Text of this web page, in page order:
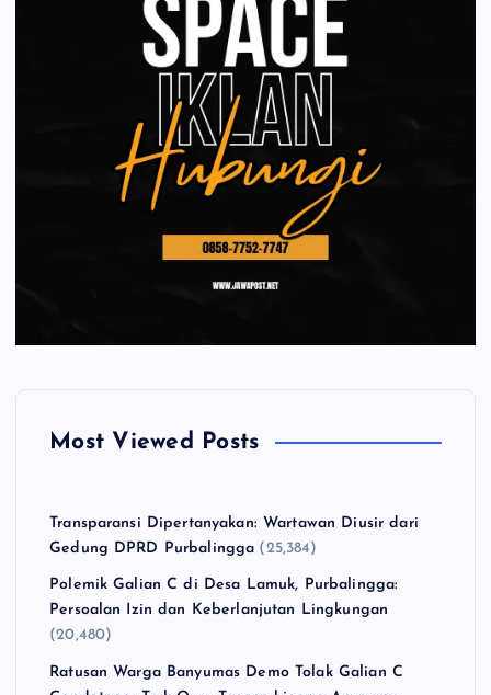
Most Viewed Posts
Transparansi Dipertanyakan: Wartawan Diusir dari
Gedung DPRD Purbalingga (25,384)
Polemik Galian C di Desa Lamuk, Purbalingga:
Persoalan Izin dan Keberlanjutan Lingkungan
(20,480)
Ratusan Warga Banyumas Demo Tolak Galian C